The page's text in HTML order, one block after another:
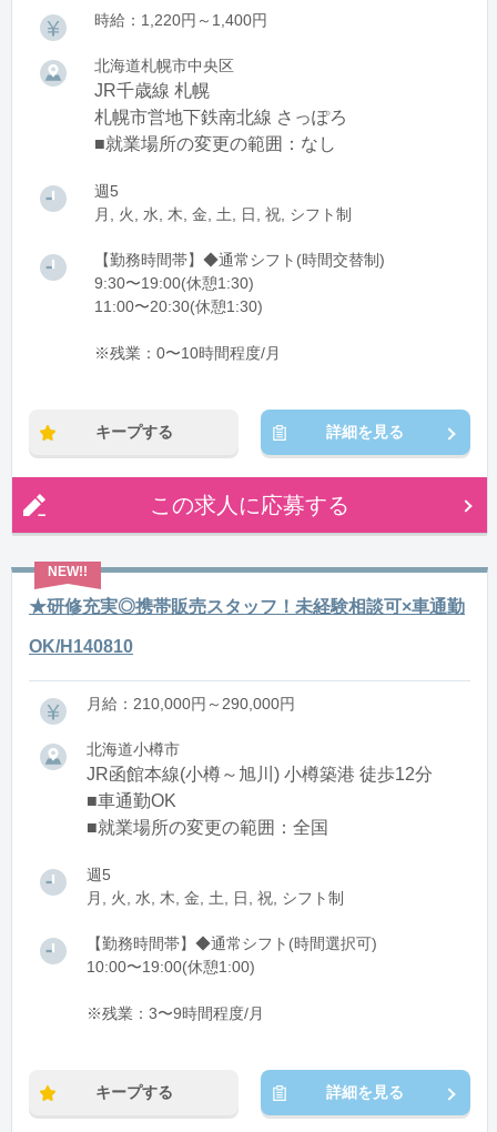
時給：1,220円～1,400円
北海道札幌市中央区
JR千歳線 札幌
札幌市営地下鉄南北線 さっぽろ
■就業場所の変更の範囲：なし
週5
月, 火, 水, 木, 金, 土, 日, 祝, シフト制
【勤務時間帯】◆通常シフト(時間交替制)
9:30〜19:00(休憩1:30)
11:00〜20:30(休憩1:30)
※残業：0〜10時間程度/月
キープする 詳細を見る
この求人に応募する
★研修充実◎携帯販売スタッフ！未経験相談可×車通勤
OK/H140810
月給：210,000円～290,000円
北海道小樽市
JR函館本線(小樽～旭川) 小樽築港 徒歩12分
■車通勤OK
■就業場所の変更の範囲：全国
週5
月, 火, 水, 木, 金, 土, 日, 祝, シフト制
【勤務時間帯】◆通常シフト(時間選択可)
10:00〜19:00(休憩1:00)
※残業：3〜9時間程度/月
キープする 詳細を見る